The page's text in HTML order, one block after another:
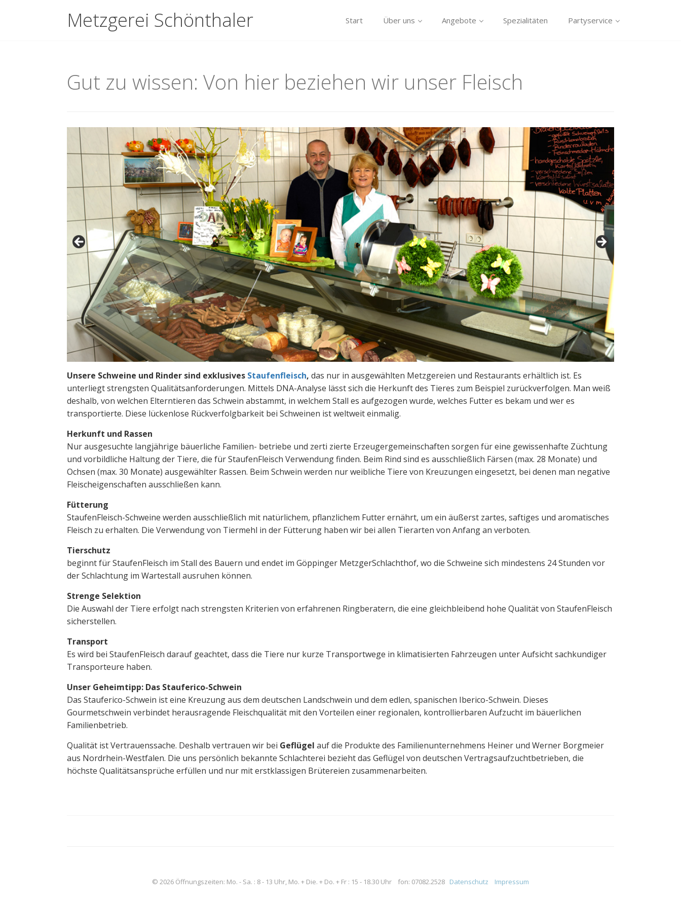
Metzgerei Schönthaler Start Über uns Angebote Spezialitäten Partyservice
Gut zu wissen: Von hier beziehen wir unser Fleisch
Unsere Schweine und Rinder sind exklusives Staufenfleisch, das nur in ausgewählten Metzgereien und Restaurants erhältlich ist. Es
unterliegt strengsten Qualitätsanforderungen. Mittels DNA-Analyse lässt sich die Herkunft des Tieres zum Beispiel zurückverfolgen. Man weiß
deshalb, von welchen Elterntieren das Schwein abstammt, in welchem Stall es aufgezogen wurde, welches Futter es bekam und wer es
transportierte. Diese lückenlose Rückverfolgbarkeit bei Schweinen ist weltweit einmalig.
Herkunft und Rassen
Nur ausgesuchte langjährige bäuerliche Familien- betriebe und zerti zierte Erzeugergemeinschaften sorgen für eine gewissenhafte Züchtung
und vorbildliche Haltung der Tiere, die für StaufenFleisch Verwendung finden. Beim Rind sind es ausschließlich Färsen (max. 28 Monate) und
Ochsen (max. 30 Monate) ausgewählter Rassen. Beim Schwein werden nur weibliche Tiere von Kreuzungen eingesetzt, bei denen man negative
Fleischeigenschaften ausschließen kann.
Fütterung
StaufenFleisch-Schweine werden ausschließlich mit natürlichem, pflanzlichem Futter ernährt, um ein äußerst zartes, saftiges und aromatisches
Fleisch zu erhalten. Die Verwendung von Tiermehl in der Fütterung haben wir bei allen Tierarten von Anfang an verboten.
Tierschutz
beginnt für StaufenFleisch im Stall des Bauern und endet im Göppinger MetzgerSchlachthof, wo die Schweine sich mindestens 24 Stunden vor
der Schlachtung im Wartestall ausruhen können.
Strenge Selektion
Die Auswahl der Tiere erfolgt nach strengsten Kriterien von erfahrenen Ringberatern, die eine gleichbleibend hohe Qualität von StaufenFleisch
sicherstellen.
Transport
Es wird bei StaufenFleisch darauf geachtet, dass die Tiere nur kurze Transportwege in klimatisierten Fahrzeugen unter Aufsicht sachkundiger
Transporteure haben.
Unser Geheimtipp: Das Stauferico-Schwein
Das Stauferico-Schwein ist eine Kreuzung aus dem deutschen Landschwein und dem edlen, spanischen Iberico-Schwein. Dieses
Gourmetschwein verbindet herausragende Fleischqualität mit den Vorteilen einer regionalen, kontrollierbaren Aufzucht im bäuerlichen
Familienbetrieb.
Qualität ist Vertrauenssache. Deshalb vertrauen wir bei Geflügel auf die Produkte des Familienunternehmens Heiner und Werner Borgmeier
aus Nordrhein-Westfalen. Die uns persönlich bekannte Schlachterei bezieht das Geflügel von deutschen Vertragsaufzuchtbetrieben, die
höchste Qualitätsansprüche erfüllen und nur mit erstklassigen Brütereien zusammenarbeiten.
© 2026 Öffnungszeiten: Mo. - Sa. : 8 - 13 Uhr, Mo. + Die. + Do. + Fr : 15 - 18.30 Uhr fon: 07082.2528 Datenschutz Impressum